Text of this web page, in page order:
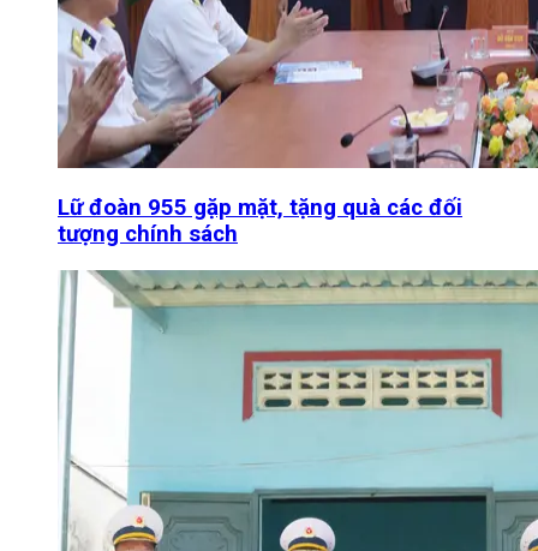
Lữ đoàn 955 gặp mặt, tặng quà các đối
tượng chính sách